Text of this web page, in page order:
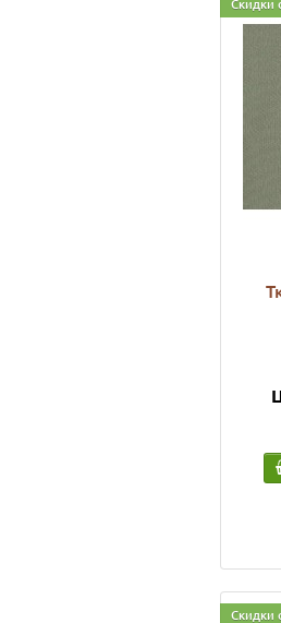
Скидки
Скидки